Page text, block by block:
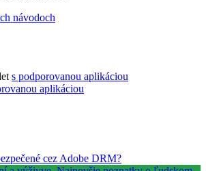
návodoch
s podporovanou aplikáciou
aplikáciou
cez Adobe DRM?